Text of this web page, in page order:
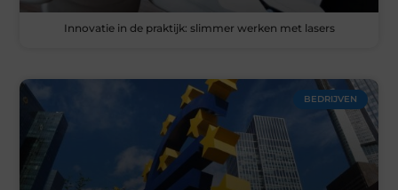
Innovatie in de praktijk: slimmer werken met lasers
BEDRIJVEN